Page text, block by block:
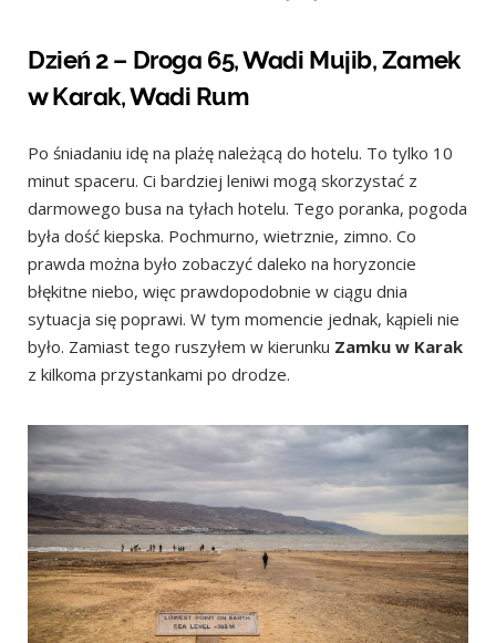
Dzień 2 – Droga 65, Wadi Mujib, Zamek
w Karak, Wadi Rum
Po śniadaniu idę na plażę należącą do hotelu. To tylko 10
minut spaceru. Ci bardziej leniwi mogą skorzystać z
darmowego busa na tyłach hotelu. Tego poranka, pogoda
była dość kiepska. Pochmurno, wietrznie, zimno. Co
prawda można było zobaczyć daleko na horyzoncie
błękitne niebo, więc prawdopodobnie w ciągu dnia
sytuacja się poprawi. W tym momencie jednak, kąpieli nie
było. Zamiast tego ruszyłem w kierunku Zamku w Karak
z kilkoma przystankami po drodze.